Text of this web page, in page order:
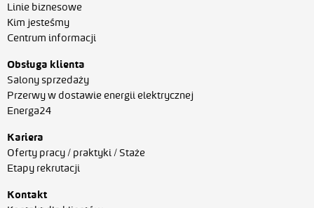
Linie biznesowe
Kim jesteśmy
Centrum informacji
Obsługa klienta
Salony sprzedaży
Przerwy w dostawie energii elektrycznej
Energa24
Kariera
Oferty pracy / praktyki / Staże
Etapy rekrutacji
Kontakt